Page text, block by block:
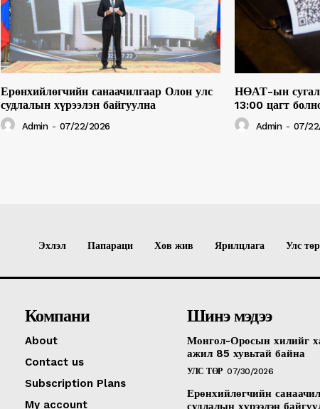
Ерөнхийлөгчийн санаачилгаар Олон улс
судлалын хүрээлэн байгуулна
Admin - 07/22/2026
НӨАТ-ын
13:00 цагт
Admin - 07/
Эхлэл Папараци Хов жив Ярилцлага Улс төр
Компани
About
Contact us
Subscription Plans
My account
Шинэ мэдээ
Монгол-Оросын хилийг
ажил 85 хувьтай байна
УЛС ТӨР 07/30/2026
Ерөнхийлөгчийн
судлалын хүрээлэн